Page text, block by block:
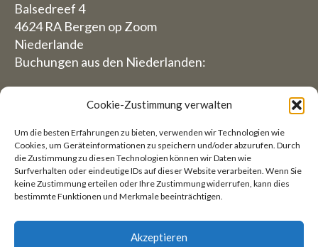
Cookie-Zustimmung verwalten
Um die besten Erfahrungen zu bieten, verwenden wir Technologien wie
Cookies, um Geräteinformationen zu speichern und/oder abzurufen. Durch
die Zustimmung zu diesen Technologien können wir Daten wie
Surfverhalten oder eindeutige IDs auf dieser Website verarbeiten. Wenn Sie
keine Zustimmung erteilen oder Ihre Zustimmung widerrufen, kann dies
bestimmte Funktionen und Merkmale beeinträchtigen.
Akzeptieren
Balsedreef 4
4624 RA Bergen op Zoom
Niederlande
Buchungen aus den Niederlanden:
der Niederlande)
+31 (0)619117004
E-Mail:welkom@villaheidetuin.nl